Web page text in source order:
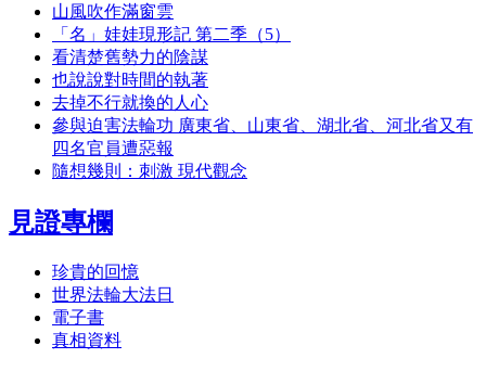
山風吹作滿窗雲
「名」娃娃現形記 第二季（5）
看清楚舊勢力的陰謀
也說說對時間的執著
去掉不行就換的人心
參與迫害法輪功 廣東省、山東省、湖北省、河北省又有
四名官員遭惡報
隨想幾則：刺激 現代觀念
見證專欄
珍貴的回憶
世界法輪大法日
電子書
真相資料